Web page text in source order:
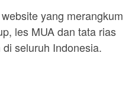
yang merangkum
les MUA dan tata rias
seluruh Indonesia.